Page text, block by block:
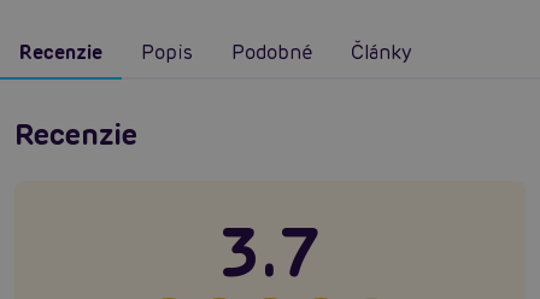
Recenzie Popis Podobné Články
Recenzie
3.7